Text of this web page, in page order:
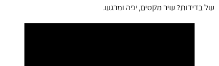
של בדידות? שיר מקסים, יפה ומרגש.